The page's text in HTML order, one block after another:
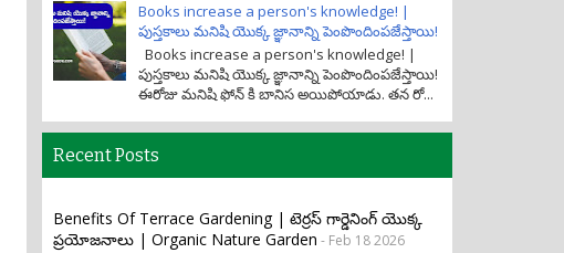
Books increase a person's knowledge! |
పుస్తకాలు మనిషి యొక్క జ్ఞానాన్ని పెంపొందింపజేస్తాయి!
Books increase a person's knowledge! |
పుస్తకాలు మనిషి యొక్క జ్ఞానాన్ని పెంపొందింపజేస్తాయి!
ఈరోజు మనిషి ఫోన్ కి బానిస అయిపోయాడు. తన రో...
Recent Posts
Benefits Of Terrace Gardening | టెర్రస్ గార్డెనింగ్ యొక్క
ప్రయోజనాలు | Organic Nature Garden - Feb 18 2026